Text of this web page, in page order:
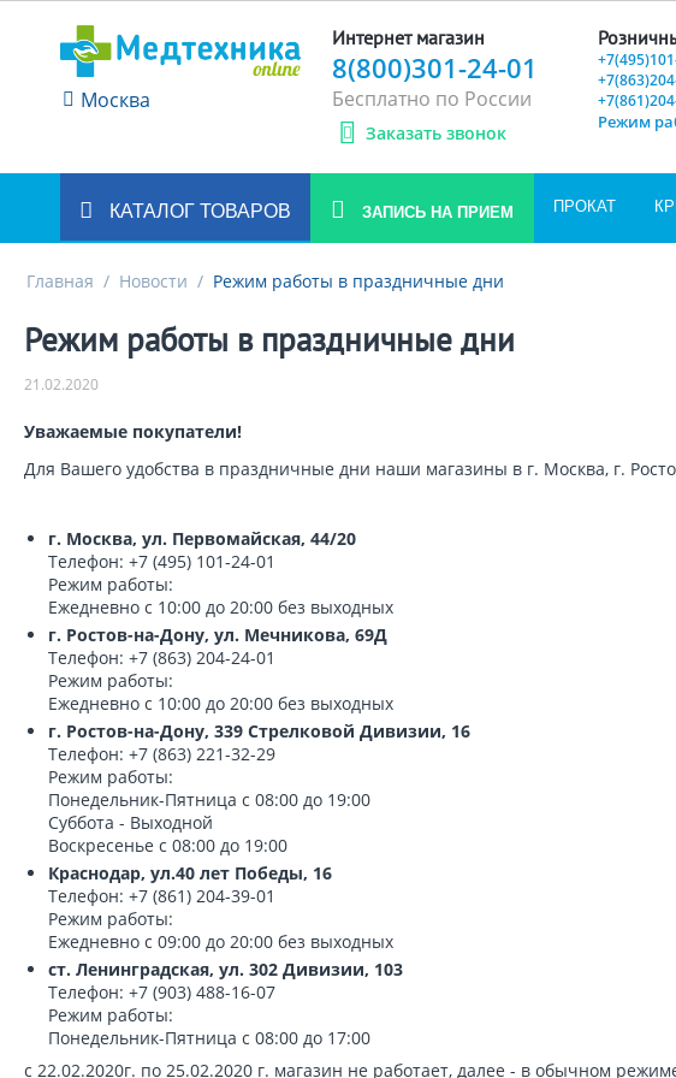
Москва
Интернет магазин
8(800)301-24-01
Бесплатно по России
Заказать звонок Режим
КАТАЛОГ ТОВАРОВ ЗАПИСЬ НА ПРИЕМ ПРОКАТ
Главная / Новости / Режим работы в праздничные дни
Режим работы в праздничные дни
21.02.2020
Уважаемые покупатели!
Для Вашего удобства в праздничные дни наши магазины в г. Москва, г.
г. Москва, ул. Первомайская, 44/20
Телефон: +7 (495) 101-24-01
Режим работы:
Ежедневно с 10:00 до 20:00 без выходных
г. Ростов-на-Дону, ул. Мечникова, 69Д
Телефон: +7 (863) 204-24-01
Режим работы:
Ежедневно с 10:00 до 20:00 без выходных
г. Ростов-на-Дону, 339 Стрелковой Дивизии, 16
Телефон: +7 (863) 221-32-29
Режим работы:
Понедельник-Пятница с 08:00 до 19:00
Суббота - Выходной
Воскресенье с 08:00 до 19:00
Краснодар, ул.40 лет Победы, 16
Телефон: +7 (861) 204-39-01
Режим работы:
Ежедневно с 09:00 до 20:00 без выходных
ст. Ленинградская, ул. 302 Дивизии, 103
Телефон: +7 (903) 488-16-07
Режим работы:
Понедельник-Пятница с 08:00 до 17:00
с 22.02.2020г. по 25.02.2020 г. магазин не работает, далее - в обычном